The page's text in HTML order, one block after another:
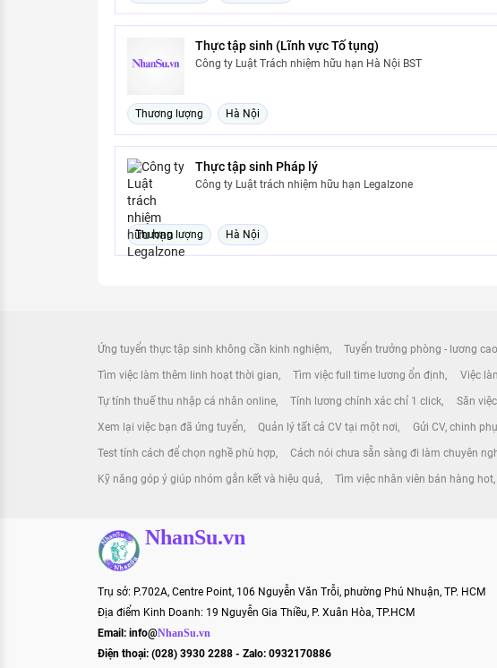
Thực tập sinh (Lĩnh vực Tố tụng)
Công ty Luật Trách nhiệm hữu hạn Hà Nội BST
Thương lượng Hà Nội
Thực tập sinh Pháp lý
Công ty Luật trách nhiệm hữu hạn Legalzone
Thương lượng Hà Nội
Ứng tuyển thực tập sinh không cần kinh nghiệm Tuyển trưởng phòng - lương
Tìm việc làm thêm linh hoạt thời gian Tìm việc full time lương ổn định Việc
Tự tính thuế thu nhập cá nhân online Tính lương chính xác chỉ 1 click Săn
Xem lại việc bạn đã ứng tuyển Quản lý tất cả CV tại một nơi Gửi CV, chinh
Test tính cách để chọn nghề phù hợp Cách nói chưa sẵn sàng đi làm chuyên
Kỹ năng góp ý giúp nhóm gắn kết và hiệu quả Tìm việc nhân viên bán hàng hot
NhanSu.vn
Trụ sở: P.702A, Centre Point, 106 Nguyễn Văn Trỗi, phường Phú Nhuận, TP. HCM
Địa điểm Kinh Doanh: 19 Nguyễn Gia Thiều, P. Xuân Hòa, TP.HCM
Email: info@NhanSu.vn
Điện thoại: (028) 3930 2288 - Zalo: 0932170886